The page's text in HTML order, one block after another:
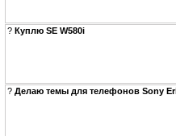
? Куплю SE W580i
? Делаю темы для телефонов Sony